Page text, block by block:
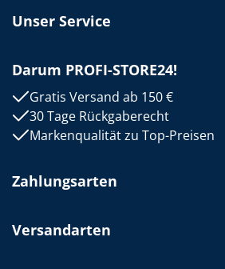
Unser Service
Darum PROFI-STORE24!
Gratis Versand ab 150 €
30 Tage Rückgaberecht
Markenqualität zu Top-Preisen
Zahlungsarten
Versandarten